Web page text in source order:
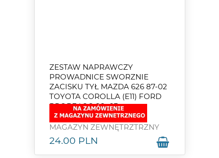
ZESTAW NAPRAWCZY
PROWADNICE SWORZNIE
ZACISKU TYŁ MAZDA 626 87-02
TOYOTA COROLLA (E11) FORD
PROBE I 2.2 88>93
MAGAZYN ZEWNĘTRZTRZNY
24.00 PLN